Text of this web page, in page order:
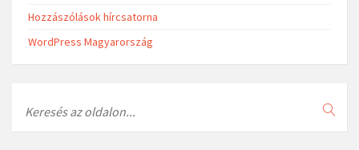
Hozzászólások hírcsatorna
WordPress Magyarország